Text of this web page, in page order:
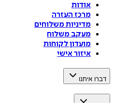
אודות
מרכז העזרה
מדיניות משלוחים
מעקב משלוח
מועדון לקוחות
איזור אישי
דברו איתנו